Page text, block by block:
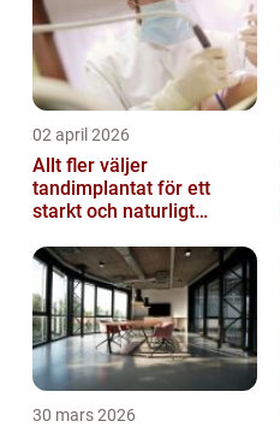
02 april 2026
Allt fler väljer
tandimplantat för ett
starkt och naturligt
30 mars 2026